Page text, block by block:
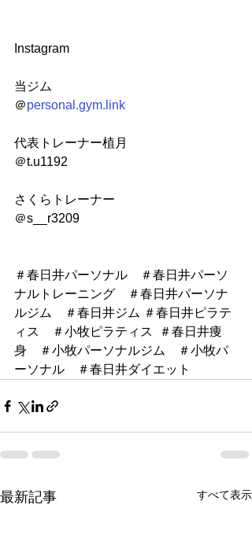
Instagram
当ジム
＠personal.gym.link
代表トレーナー植月
＠t.u1192
さくらトレーナー
＠s__r3209
＃春日井パーソナル　＃春日井パーソ
ナルトレーニング　＃春日井パーソナ
ルジム　＃春日井ジム ＃春日井ピラテ
ィス　＃小牧ピラティス  ＃春日井痩
身　＃小牧パーソナルジム　＃小牧パ
ーソナル　＃春日井ダイエット
最新記事 すべて表示